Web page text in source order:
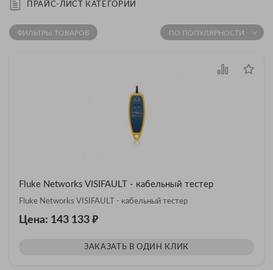
ПРАЙС-ЛИСТ КАТЕГОРИИ
ФИЛЬТРЫ ТОВАРОВ ПО ПОПУЛЯРНОСТИ
Fluke Networks VISIFAULT - кабельный тестер
Fluke Networks VISIFAULT - кабельный тестер
Цена: 143 133 ₽
ЗАКАЗАТЬ В ОДИН КЛИК